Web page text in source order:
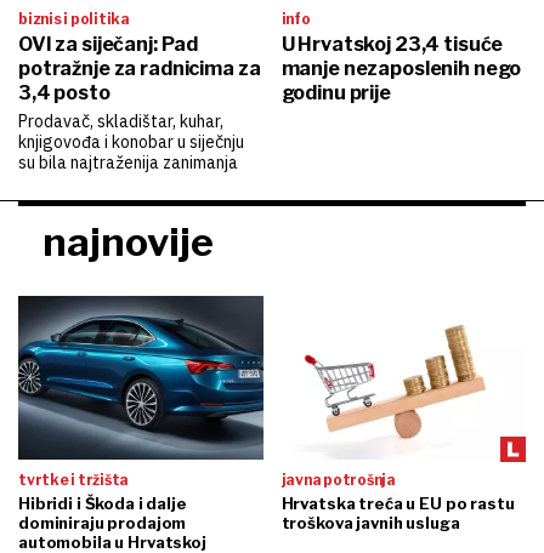
biznis i politika
OVI za siječanj: Pad
potražnje za radnicima za
3,4 posto
Prodavač, skladištar, kuhar,
knjigovođa i konobar u siječnju
su bila najtraženija zanimanja
info
U Hrvatskoj 23,4 tisuće
manje nezaposlenih nego
godinu prije
najnovije
tvrtke i tržišta
Hibridi i Škoda i dalje
dominiraju prodajom
automobila u Hrvatskoj
javna potrošnja
Hrvatska treća u EU po rastu
troškova javnih usluga